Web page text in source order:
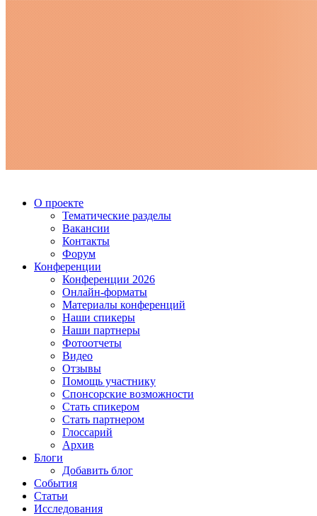
О проекте
Тематические разделы
Вакансии
Контакты
Форум
Конференции
Конференции 2026
Онлайн-форматы
Материалы конференций
Наши спикеры
Наши партнеры
Фотоотчеты
Видео
Отзывы
Помощь участнику
Спонсорские возможности
Стать спикером
Стать партнером
Глоссарий
Архив
Блоги
Добавить блог
События
Статьи
Исследования